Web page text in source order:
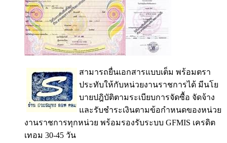
สามารถยื่นเอกสารแบบเต็ม พร้อมตรา
ประทับให้กับหน่วยงานราชการได้ มีนโย
บายปฎิบัติตามระเบียบการจัดซื้อ จัดจ้าง
และรับชำระเงินตามข้อกำหนดของหน่วย
งานราชการทุกหน่วย พร้อมรองรับระบบ GFMIS เครดิต
เทอม 30-45 วัน